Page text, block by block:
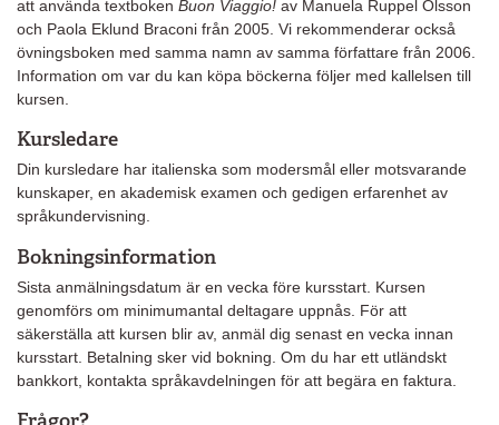
att använda textboken Buon Viaggio! av Manuela Ruppel Olsson
och Paola Eklund Braconi från 2005. Vi rekommenderar också
övningsboken med samma namn av samma författare från 2006.
Information om var du kan köpa böckerna följer med kallelsen till
kursen.
Kursledare
Din kursledare har italienska som modersmål eller motsvarande
kunskaper, en akademisk examen och gedigen erfarenhet av
språkundervisning.
Bokningsinformation
Sista anmälningsdatum är en vecka före kursstart. Kursen
genomförs om minimumantal deltagare uppnås. För att
säkerställa att kursen blir av, anmäl dig senast en vecka innan
kursstart. Betalning sker vid bokning. Om du har ett utländskt
bankkort, kontakta språkavdelningen för att begära en faktura.